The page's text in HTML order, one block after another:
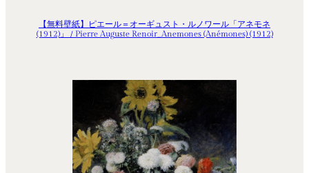
【無料壁紙】ピエール＝オーギュスト・ルノワール「アネモネ
(1912)」 / Pierre Auguste Renoir_Anemones (Anémones) (1912)